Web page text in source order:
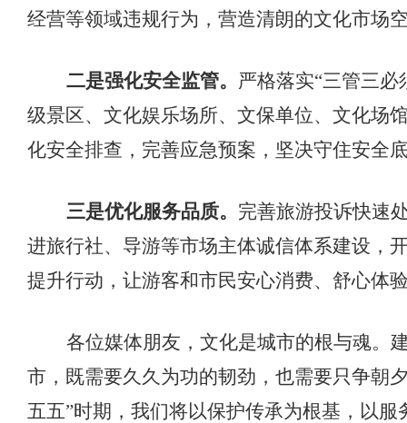
经营等领域违规行为，营造清朗的文化市场
二是强化安全监管。 严格落实“三管三必
级景区、文化娱乐场所、文保单位、文化场
化安全排查，完善应急预案，坚决守住安全
三是优化服务品质。 完善旅游投诉快速
进旅行社、导游等市场主体诚信体系建设，
提升行动，让游客和市民安心消费、舒心体
各位媒体朋友，文化是城市的根与魂。
市，既需要久久为功的韧劲，也需要只争朝
五五”时期，我们将以保护传承为根基，以服